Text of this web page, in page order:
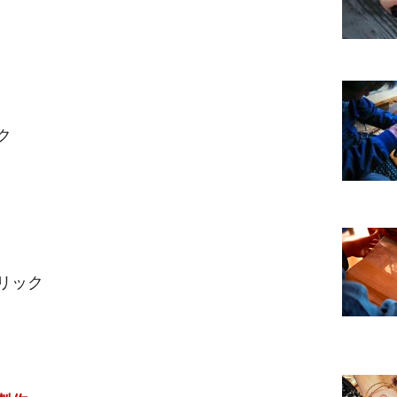
ック